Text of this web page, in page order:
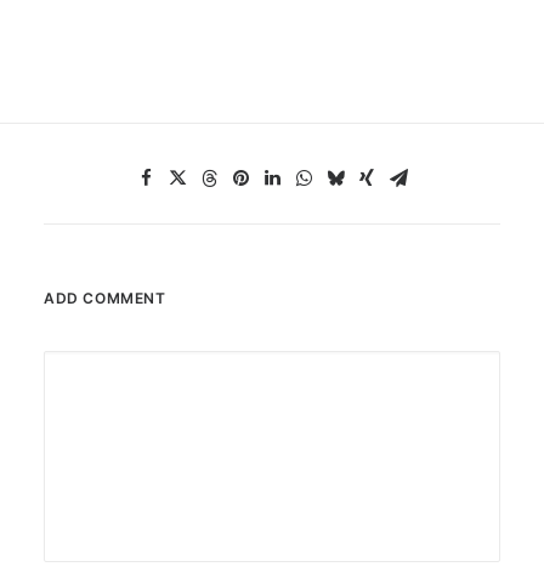
ADD COMMENT